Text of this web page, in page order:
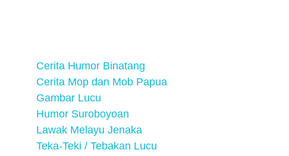
Cerita Humor Binatang
Cerita Mop dan Mob Papua
Gambar Lucu
Humor Suroboyoan
Lawak Melayu Jenaka
Teka-Teki / Tebakan Lucu